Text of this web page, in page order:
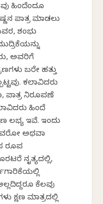
ಹಿಂದೆಂದೂ
ಪಾತ್ರ ಮಾಡಲು
ಶಂಭು
ಅವರಿಗೆ
ಬರೇ ಹತ್ತು
ಕಲಾವಿದರು
ಪಾತ್ರ ನಿರೂಪಣೆ
ಹಿಂದೆ
ಲಭ್ಯ ಇವೆ. ಇಂದು
ಅಥವಾ
ರೂಪ
ನೃತ್ಯದಲ್ಲಿ,
ಕೆಲವು
ಕ್ಷಣ ಮಾತ್ರದಲ್ಲಿ